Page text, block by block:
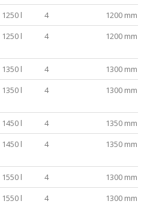
1250 l 4
1200 mm
1250 l 4 1200 mm
1350 l 4
1300 mm
1350 l 4 1300 mm
1450 l 4
1350 mm
1450 l 4 1350 mm
1550 l 4
1300 mm
1550 l 4 1300 mm